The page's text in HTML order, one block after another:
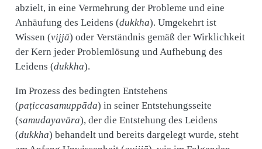
abzielt, in eine Vermehrung der Probleme und eine
Anhäufung des Leidens (dukkha). Umgekehrt ist
Wissen (vijjā) oder Verständnis gemäß der Wirklichkeit
der Kern jeder Problemlösung und Aufhebung des
Leidens (dukkha).
Im Prozess des bedingten Entstehens
(paṭiccasamuppāda) in seiner Entstehungsseite
(samudayavāra), der die Entstehung des Leidens
(dukkha) behandelt und bereits dargelegt wurde, steht